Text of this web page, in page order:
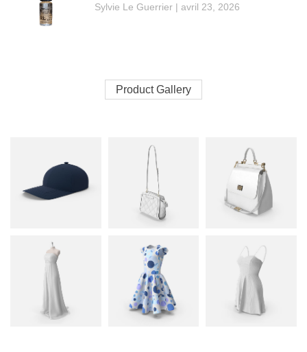
Sylvie Le Guerrier avril 23, 2026
Product Gallery